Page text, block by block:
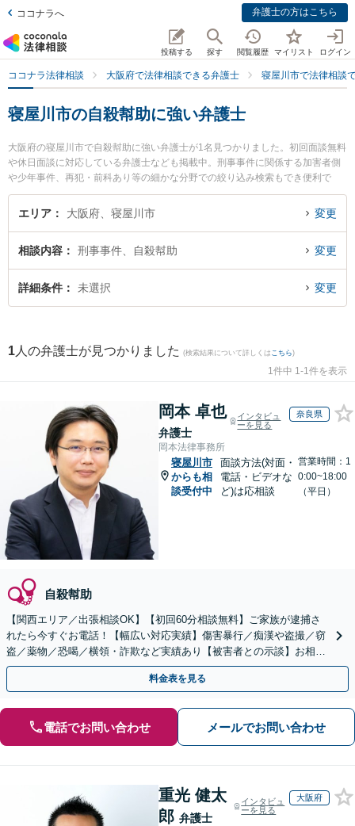
ココナラへ 弁護士の方はこちら
投稿する 探す 閲覧履歴 マイリスト ログイン
ココナラ法律相談 大阪府で法律相談できる弁護士 寝屋川市で法律相談
寝屋川市の自殺幇助に強い弁護士
大阪府の寝屋川市で自殺幇助に強い弁護士が1名見つかりました。初回面談無料
や休日面談に対応している弁護士なども掲載中。刑事事件に関係する加害者側
や少年事件、再犯・前科あり等の細かな分野での絞り込み検索もでき便利で
す。特に北河内総合法律事務所の金尾 基樹弁護士のプロフィール情報や弁護士
費用、強みなどが注目されています。『寝屋川市で土日や夜間に発生した自殺
できる寝屋川市内の弁護士に相談予約したい』などでお困りの相談者さんにお
すすめです。
エリア 大阪府、寝屋川市 変更
相談内容 刑事事件、自殺幇助 変更
詳細条件 未選択 変更
1 人の弁護士が見つかりました (検索結果について詳しくは こちら)
1件中 1-1件を表示
岡本 卓也
弁護士
インタビュ
ーを見る
奈良県
岡本法律事務所
寝屋川市
からも相
談受付中
面談方法(対面・
電話・ビデオな
ど)は応相談
営業時間：1
0:00~18:00
（平日）
自殺幇助
【関西エリア／出張相談OK】【初回60分相談無料】ご家族が逮捕さ
れたら今すぐお電話！【幅広い対応実績】傷害暴行／痴漢や盗撮／窃
盗／薬物／恐喝／横領・詐欺など実績あり【被害者との示談】お相手
の気持ちに寄り添い交渉します。
料金表を見る
電話でお問い合わせ メールでお問い合わせ
重光 健太
郎 弁護士
インタビュ
ーを見る
大阪府